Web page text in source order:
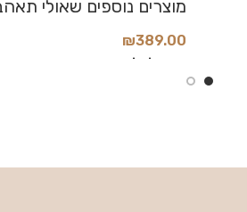
₪389.00
הוסף לסל